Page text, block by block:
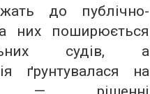
до публічно-
них поширюється
судів, а
ґрунтувалася на